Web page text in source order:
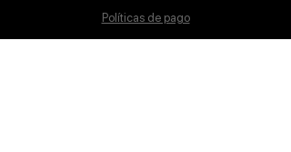
Políticas de pago